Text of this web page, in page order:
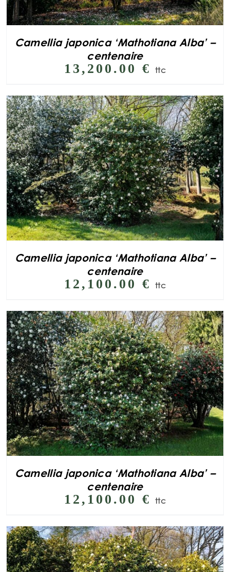
Camellia japonica ‘Mathotiana Alba’ –
centenaire
13,200.00 € ttc
Camellia japonica ‘Mathotiana Alba’ –
centenaire
12,100.00 € ttc
Camellia japonica ‘Mathotiana Alba’ –
centenaire
12,100.00 € ttc